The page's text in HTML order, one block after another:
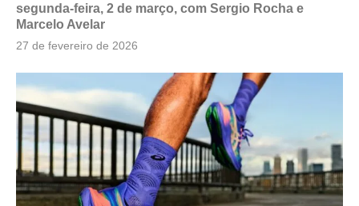
segunda-feira, 2 de março, com Sergio Rocha e
Marcelo Avelar
27 de fevereiro de 2026